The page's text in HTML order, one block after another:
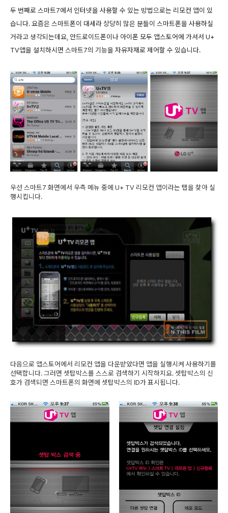
두 번째로 스마트7에서 인터넷을 사용할 수 있는 방법으로는 리모컨 앱이 있
습니다. 요즘은 스마트폰이 대세라 상당히 많은 분들이 스마트폰을 사용하실
거라고 생각되는데요, 안드로이드폰이나 아이폰 모두 앱스토어에 가셔서 U+
TV앱을 설치하시면 스마트7의 기능을 자유자재로 제어할 수 있습니다.
우선 스마트7 화면에서 우측 메뉴 중에 U+ TV 리모컨 앱이라는 탭을 찾아 실
행시킵니다.
다음으로 앱스토어에서 리모컨 앱을 다운받았다면 앱을 실행시켜 사용하기를
선택합니다. 그러면 셋탑박스를 스스로 검색하기 시작하지요. 셋탑박스의 신
호가 검색되면 스마트폰의 화면에 셋탑박스의 ID가 표시됩니다.